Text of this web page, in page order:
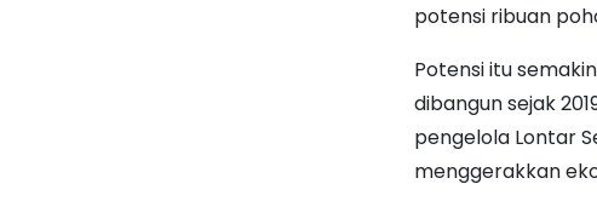
potensi ribuan
Potensi itu
dibangun sejak
pengelola Lontar
menggerakkan